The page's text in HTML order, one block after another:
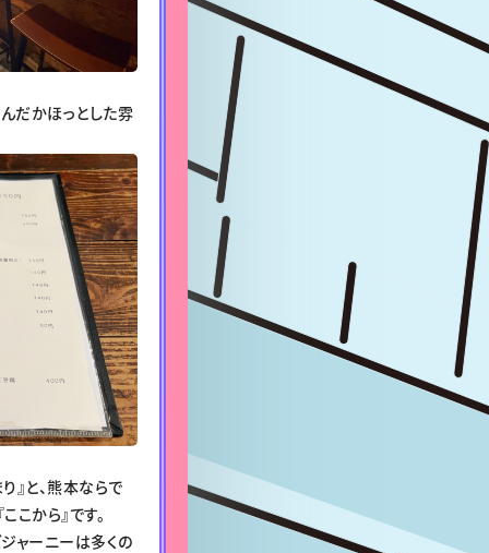
だかほっとした雰
』と、熊本ならで
こから』です。
ャーニーは多くの